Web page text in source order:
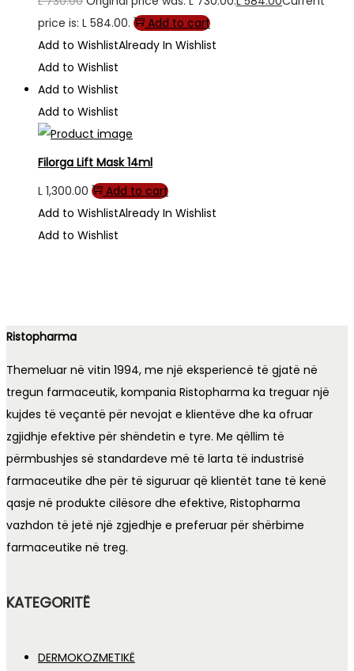
price is: L 584.00.
Add to cart
Add to WishlistAlready In Wishlist
Add to Wishlist
Add to Wishlist
Add to Wishlist
Filorga Lift Mask 14ml
L 1,300.00
Add to cart
Add to WishlistAlready In Wishlist
Add to Wishlist
Ristopharma
Themeluar në vitin 1994, me një eksperiencë të gjatë në
tregun farmaceutik, kompania Ristopharma ka treguar një
kujdes të veçantë për nevojat e klientëve dhe ka ofruar
zgjidhje efektive për shëndetin e tyre. Me qëllim të
përmbushjes së standardeve më të larta të industrisë
farmaceutike dhe për të siguruar që klientët tane të kenë
qasje në produkte cilësore dhe efektive, Ristopharma
vazhdon të jetë një zgjedhje e preferuar për shërbime
farmaceutike në treg.
KATEGORITË
DERMOKOZMETIKË